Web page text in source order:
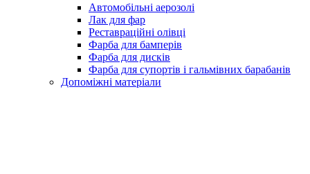
Автомобільні аерозолі
Лак для фар
Реставраційні олівці
Фарба для бамперів
Фарба для дисків
Фарба для супортів і гальмівних барабанів
Допоміжні матеріали